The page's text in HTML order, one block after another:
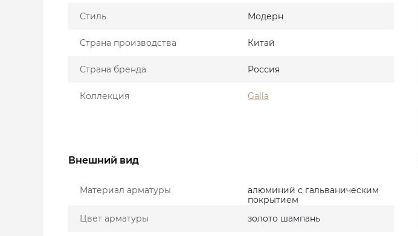
Стиль Модерн
Страна производства Китай
Страна бренда Россия
Коллекция Galla
Внешний вид
Материал арматуры
алюминий с гальваническим
покрытием
Цвет арматуры
золото шампань